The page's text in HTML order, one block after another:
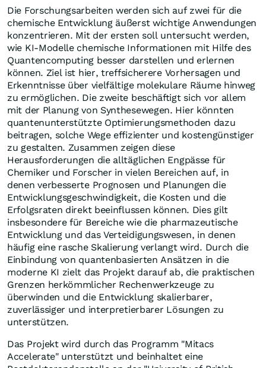
Die Forschungsarbeiten werden sich auf zwei für die
chemische Entwicklung äußerst wichtige Anwendungen
konzentrieren. Mit der ersten soll untersucht werden,
wie KI-Modelle chemische Informationen mit Hilfe des
Quantencomputing besser darstellen und erlernen
können. Ziel ist hier, treffsicherere Vorhersagen und
Erkenntnisse über vielfältige molekulare Räume hinweg
zu ermöglichen. Die zweite beschäftigt sich vor allem
mit der Planung von Synthesewegen. Hier könnten
quantenunterstützte Optimierungsmethoden dazu
beitragen, solche Wege effizienter und kostengünstiger
zu gestalten. Zusammen zeigen diese
Herausforderungen die alltäglichen Engpässe für
Chemiker und Forscher in vielen Bereichen auf, in
denen verbesserte Prognosen und Planungen die
Entwicklungsgeschwindigkeit, die Kosten und die
Erfolgsraten direkt beeinflussen können. Dies gilt
insbesondere für Bereiche wie die pharmazeutische
Entwicklung und das Verteidigungswesen, in denen
häufig eine rasche Skalierung verlangt wird. Durch die
Einbindung von quantenbasierten Ansätzen in die
moderne KI zielt das Projekt darauf ab, die praktischen
Grenzen herkömmlicher Rechenwerkzeuge zu
überwinden und die Entwicklung skalierbarer,
zuverlässiger und interpretierbarer Lösungen zu
unterstützen.
Das Projekt wird durch das Programm "Mitacs
Accelerate" unterstützt und beinhaltet eine